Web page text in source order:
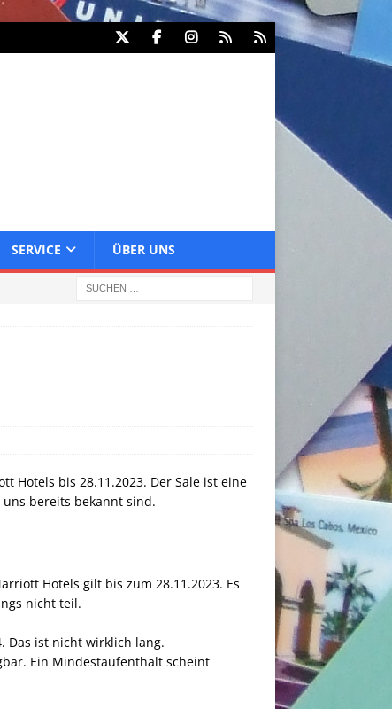
SERVICE ÜBER UNS
Hotels bis 28.11.2023. Der Sale ist eine
bereits bekannt sind.
Hotels gilt bis zum 28.11.2023. Es
nicht teil.
Das ist nicht wirklich lang.
Ein Mindestaufenthalt scheint